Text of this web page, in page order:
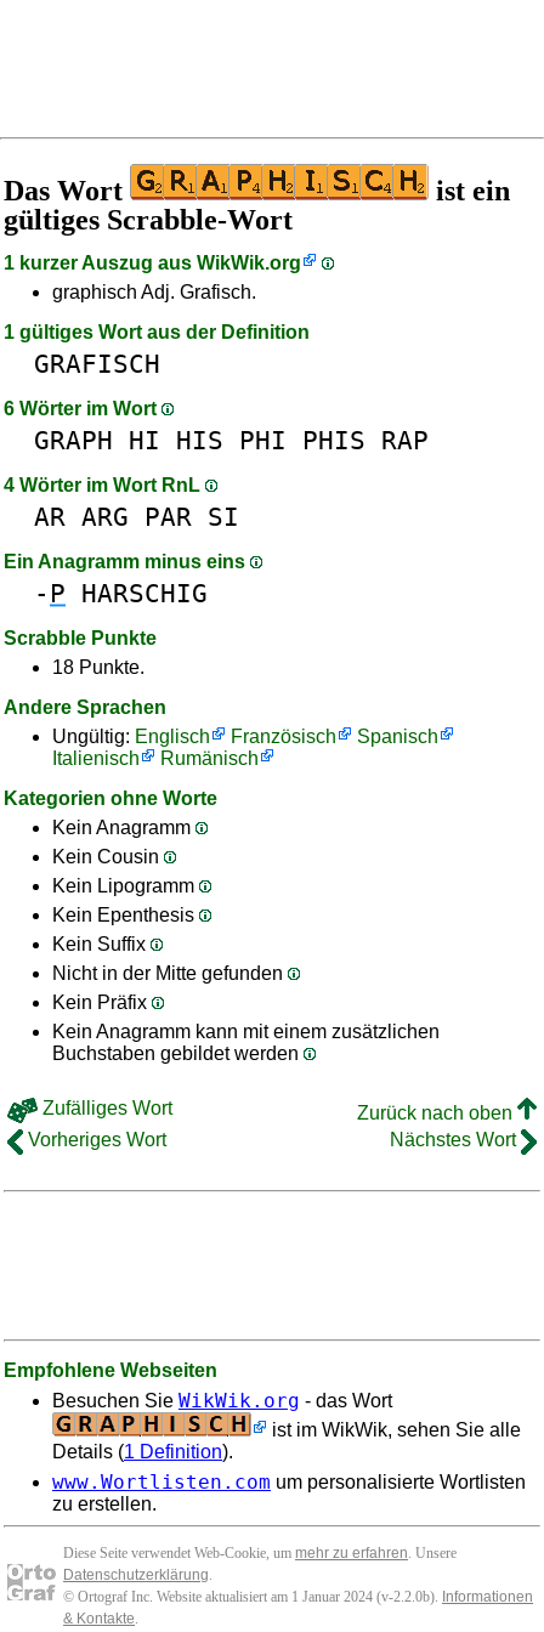
Das Wort
ist ein
gültiges Scrabble-Wort
1 kurzer Auszug aus WikWik.org
graphisch Adj. Grafisch.
1 gültiges Wort aus der Definition
GRAFISCH
6 Wörter im Wort
GRAPH HI HIS PHI PHIS RAP
4 Wörter im Wort RnL
AR ARG PAR SI
Ein Anagramm minus eins
- P HARSCHIG
Scrabble Punkte
18 Punkte.
Andere Sprachen
Ungültig: Englisch Französisch
Spanisch
Italienisch
Rumänisch
Kategorien ohne Worte
Kein Anagramm
Kein Cousin
Kein Lipogramm
Kein Epenthesis
Kein Suffix
Nicht in der Mitte gefunden
Kein Präfix
Kein Anagramm kann mit einem zusätzlichen
Buchstaben gebildet werden
Zufälliges Wort
Zurück nach oben
Vorheriges Wort
Nächstes Wort
Empfohlene Webseiten
Besuchen Sie WikWik.org - das Wort
ist im WikWik, sehen Sie alle
Details (1 Definition).
www.Wortlisten.com um personalisierte Wortlisten
zu erstellen.
Diese Seite verwendet Web-Cookie, um mehr zu erfahren. Unsere
Datenschutzerklärung.
© Ortograf Inc. Website aktualisiert am 1 Januar 2024 (v-2.2.0b). Informationen
& Kontakte.